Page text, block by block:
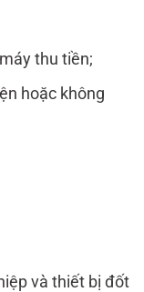
thu tiền;
hoặc không
và thiết bị đốt